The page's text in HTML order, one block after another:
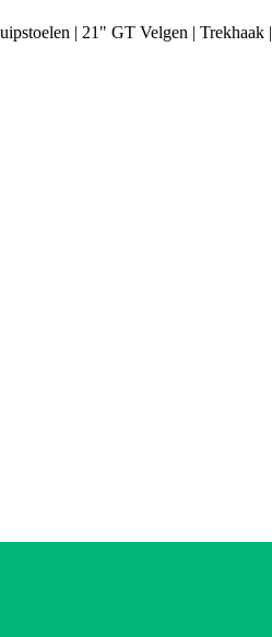
| 21" GT Velgen | Trekhaak |